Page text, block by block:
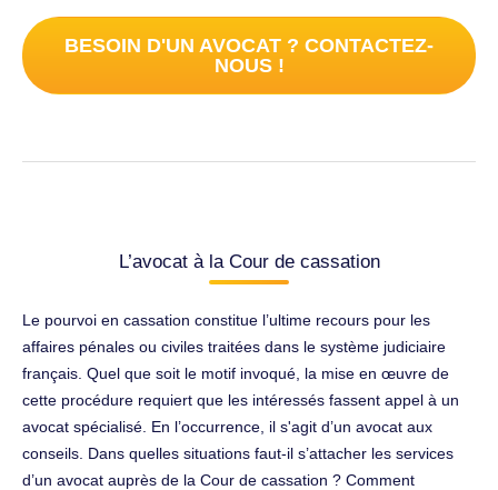
BESOIN D'UN AVOCAT ? CONTACTEZ-
NOUS !
L’avocat à la Cour de cassation
Le pourvoi en cassation constitue l’ultime recours pour les
affaires pénales ou civiles traitées dans le système judiciaire
français. Quel que soit le motif invoqué, la mise en œuvre de
cette procédure requiert que les intéressés fassent appel à un
avocat spécialisé. En l’occurrence, il s'agit d’un avocat aux
conseils. Dans quelles situations faut-il s’attacher les services
d’un avocat auprès de la Cour de cassation ? Comment